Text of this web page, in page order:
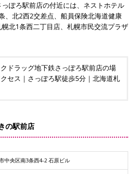
ぽろ駅前店の付近には、ネストホテル
、北2西2交差点、船員保険北海道健康
北1条西二丁目店、札幌市民交流プラザ
ドラッグ地下鉄さっぽろ駅前店の場
セス｜さっぽろ駅徒歩5分｜北海道札
の駅前店
中央区南3条西4-2 石原ビル